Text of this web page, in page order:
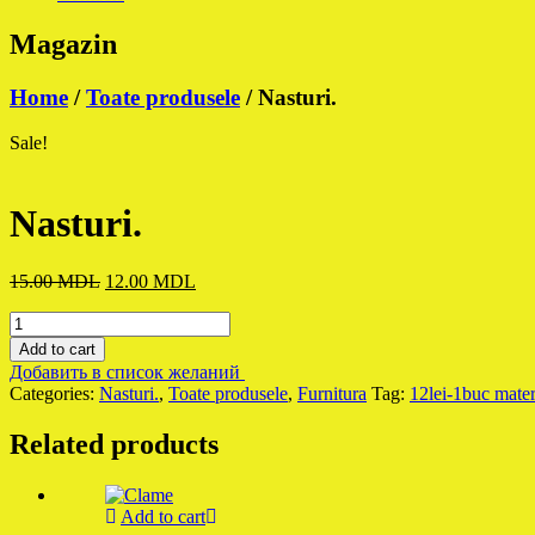
Magazin
Home /Toate produsele / Nasturi.
Sale!
Nasturi.
15.00MDL Original
15.00 MDL.
12.00 MDL
Nasturi.
quantity
Add to cart
Добавить в список желаний
Categories: Nasturi., Toate produsele, Furnitura Tag: 12lei-1buc
Related products
Add to cart